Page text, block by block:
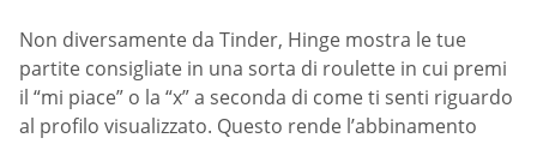
Non diversamente da Tinder, Hinge mostra le tue
partite consigliate in una sorta di roulette in cui premi
il “mi piace” o la “x” a seconda di come ti senti riguardo
al profilo visualizzato. Questo rende l’abbinamento